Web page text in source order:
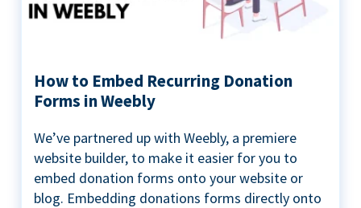
How to Embed Recurring Donation
Forms in Weebly
We’ve partnered up with Weebly, a premiere
website builder, to make it easier for you to
embed donation forms onto your website or
blog. Embedding donations forms directly onto